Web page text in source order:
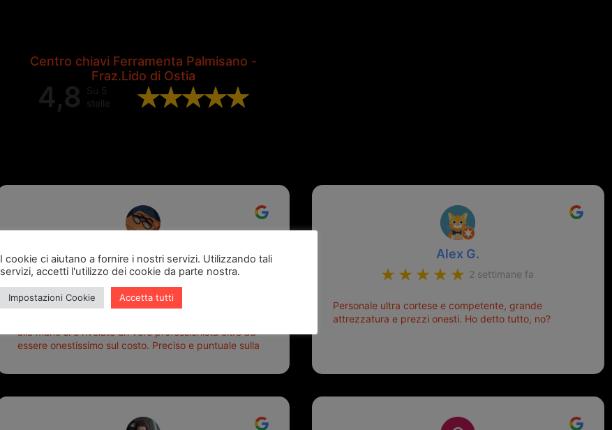
Centro chiavi Ferramenta Palmisano -
Fraz.Lido di Ostia
4,8
Su 5
stelle
ugo burubu
6 giorni fa
Mi sono recato presso la ferramenta Palmisano ed è
alla mano si è rivelato un vero professionista oltre ad
essere onestissimo sul costo. Preciso e puntuale sulla
Alex G.
2 settimane fa
Personale ultra cortese e competente, grande
attrezzatura e prezzi onesti. Ho detto tutto, no?
I cookie ci aiutano a fornire i nostri servizi. Utilizzando tali
servizi, accetti l'utilizzo dei cookie da parte nostra.
Impostazioni Cookie Accetta tutti